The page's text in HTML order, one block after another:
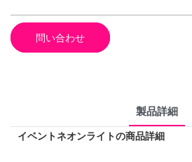
問い合わせ
製品詳細
イベントネオンライトの商品詳細